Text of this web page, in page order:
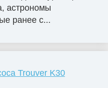
астрономы
ранее с...
Trouver K30